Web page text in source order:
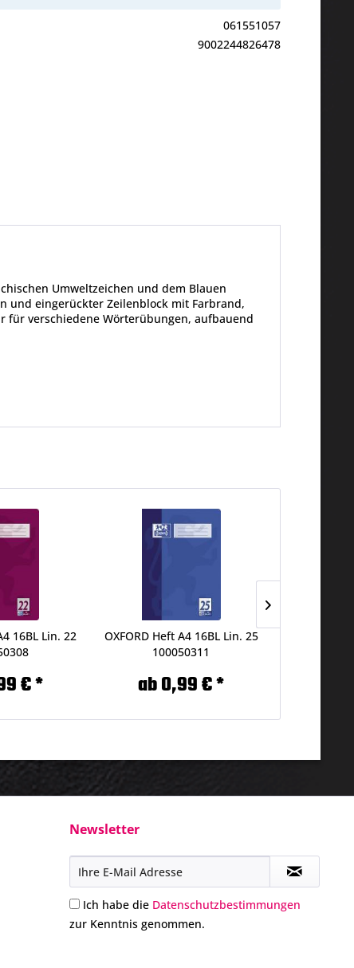
061551057
9002244826478
Umweltzeichen und dem Blauen
und eingerückter Zeilenblock mit Farbrand,
für verschiedene Wörterübungen, aufbauend
16BL Lin. 22
€ *
OXFORD Heft A4 16BL Lin. 25
100050311
ab 0,99 € *
Newsletter
Ich habe die Datenschutzbestimmungen
zur Kenntnis genommen.